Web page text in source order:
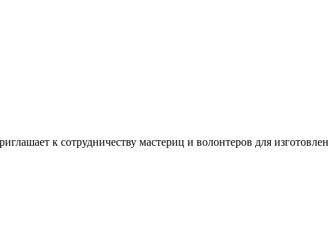
к сотрудничеству мастериц и волонтеров для